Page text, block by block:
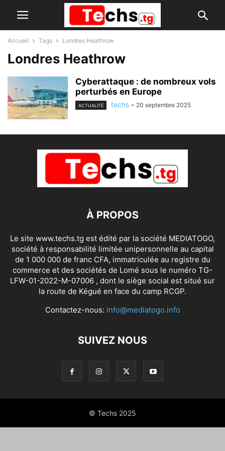
Accueil Tags Londres Heathrow
Londres Heathrow
Cyberattaque : de nombreux vols
perturbés en Europe
ACTUALITÉ techs - 20 septembre 2025
À PROPOS
Le site www.techs.tg est édité par la société MEDIATOGO,
société à responsabilité limitée unipersonnelle au capital
de 1 000 000 de franc CFA, immatriculée au registre du
commerce et des sociétés de Lomé sous le numéro TG-
LFW-01-2022-M-07006 , dont le siège social est situé sur
la route de Kégué en face du camp RCGP.
Contactez-nous: info@mediatogo.info
SUIVEZ NOUS
© Techs 2025